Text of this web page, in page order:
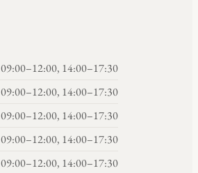
09:00–12:00, 14:00–17:30
09:00–12:00, 14:00–17:30
09:00–12:00, 14:00–17:30
09:00–12:00, 14:00–17:30
09:00–12:00, 14:00–17:30